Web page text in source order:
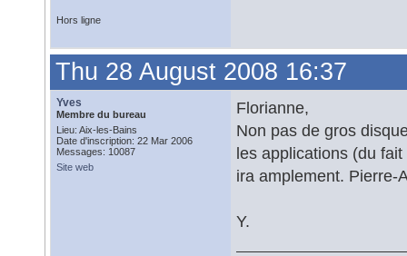
Hors ligne
Thu 28 August 2008 16:37
Yves
Membre du bureau
Lieu: Aix-les-Bains
Date d'inscription: 22 Mar 2006
Messages: 10087
Site web
Florianne,
Non pas de gros
les applications (du
ira amplement. Pierre-
Y.